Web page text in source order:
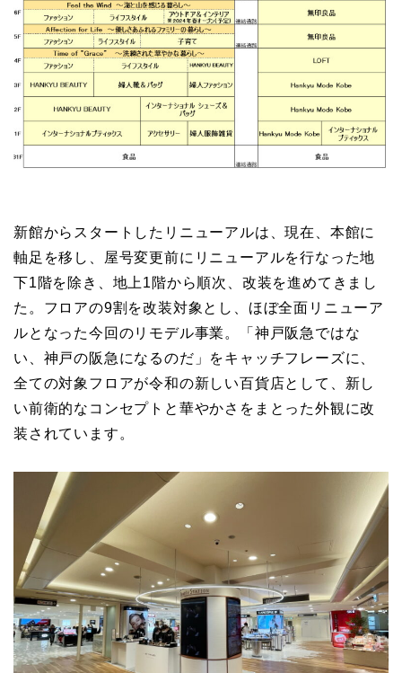
新館からスタートしたリニューアルは、現在、本館に
軸足を移し、屋号変更前にリニューアルを行なった地
下1階を除き、地上1階から順次、改装を進めてきまし
た。フロアの9割を改装対象とし、ほぼ全面リニューア
ルとなった今回のリモデル事業。「神戸阪急ではな
い、神戸の阪急になるのだ」をキャッチフレーズに、
全ての対象フロアが令和の新しい百貨店として、新し
い前衛的なコンセプトと華やかさをまとった外観に改
装されています。